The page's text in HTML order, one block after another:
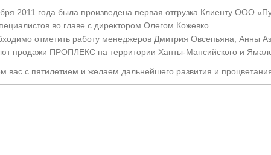
2011 года была произведена первая отгрузка Клиенту ООО
во главе с директором Олегом Кожевко.
отметить работу менеджеров Дмитрия Овсепьяна, Анны
продажи ПРОПЛЕКС на территории Ханты-Мансийского и
вас с пятилетием и желаем дальнейшего развития и